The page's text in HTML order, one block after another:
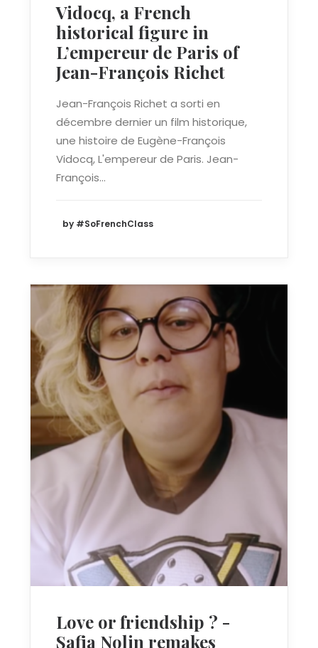
Vidocq, a French
historical figure in
L’empereur de Paris of
Jean-François Richet
Jean-François Richet a sorti en
décembre dernier un film historique,
une histoire de Eugène-François
Vidocq, L'empereur de Paris. Jean-
François…
by #SoFrenchClass
Love or friendship ? -
Safia Nolin remakes